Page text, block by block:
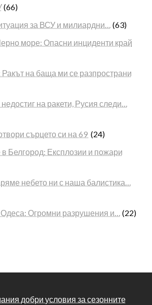
(66)
за ВСУ и милиардни… (63)
море: Опасни инциденти край
на баща ми се разпространи
на ракети, Русия следи…
сърцето си на 69 (24)
Белгород: Експлозии и пожари
небето ни с наша балистика…
Одеса: Огромни разрушения и… (22)
добри условия за сезонните